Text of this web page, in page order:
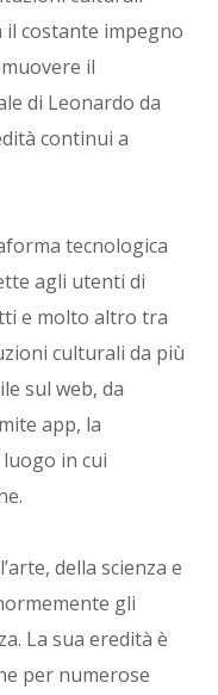
costante impegno
il
di Leonardo da
continui a
tecnologica
agli utenti di
e molto altro tra
culturali da più
sul web, da
app, la
in cui
della scienza e
gli
La sua eredità è
per numerose